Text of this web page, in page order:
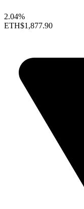
2.04%
ETH$1,877.90